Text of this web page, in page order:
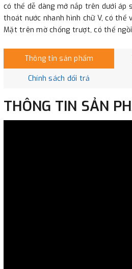
có thể dễ dàng mở nắp trên dưới áp
thoát nước nhanh hình chữ V, có thể
Mặt trên mờ chống trượt, có thể
Thông tin sản phẩm
Chính sách đổi trả
THÔNG TIN SẢN